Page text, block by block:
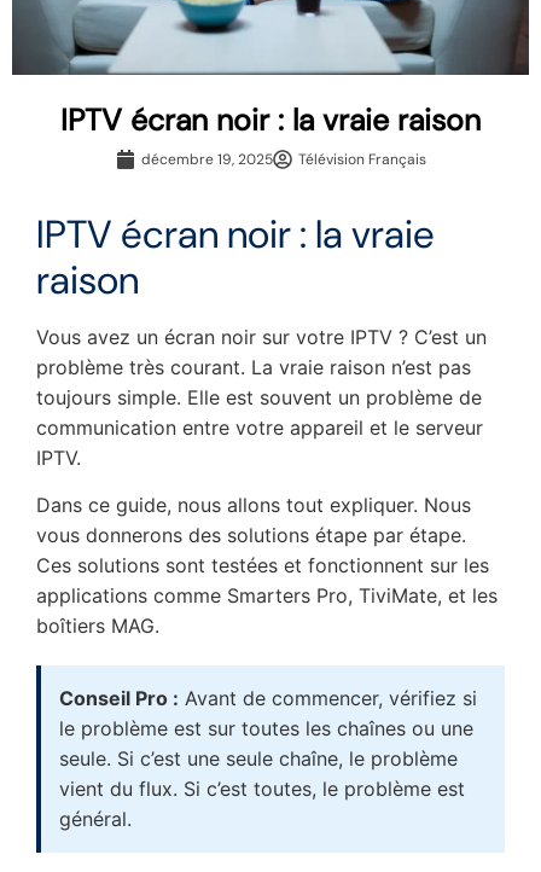
IPTV écran noir : la vraie raison
décembre 19, 2025 Télévision Français
IPTV écran noir : la vraie
raison
Vous avez un écran noir sur votre IPTV ? C’est un
problème très courant. La vraie raison n’est pas
toujours simple. Elle est souvent un problème de
communication entre votre appareil et le serveur
IPTV.
Dans ce guide, nous allons tout expliquer. Nous
vous donnerons des solutions étape par étape.
Ces solutions sont testées et fonctionnent sur les
applications comme Smarters Pro, TiviMate, et les
boîtiers MAG.
Conseil Pro : Avant de commencer, vérifiez si
le problème est sur toutes les chaînes ou une
seule. Si c’est une seule chaîne, le problème
vient du flux. Si c’est toutes, le problème est
général.